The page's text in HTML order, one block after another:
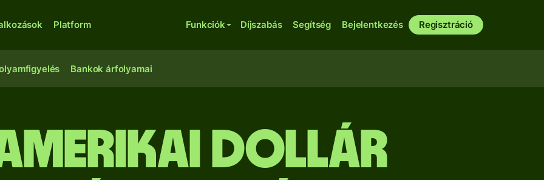
Platform Funkciók Díjszabás Segítség Bejelentkezés Regisztráció
Bankok árfolyamai
dollár